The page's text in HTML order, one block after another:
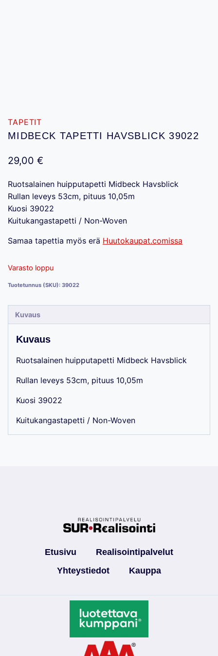
TAPETIT
MIDBECK TAPETTI HAVSBLICK 39022
29,00 €
Ruotsalainen huipputapetti Midbeck Havsblick
Rullan leveys 53cm, pituus 10,05m
Kuosi 39022
Kuitukangastapetti / Non-Woven
Samaa tapettia myös erä Huutokaupat.comissa
Varasto loppu
Tuotetunnus (SKU): 39022
Kuvaus
Kuvaus
Ruotsalainen huipputapetti Midbeck Havsblick
Rullan leveys 53cm, pituus 10,05m
Kuosi 39022
Kuitukangastapetti / Non-Woven
Etusivu
Realisointipalvelut
Yhteystiedot
Kauppa